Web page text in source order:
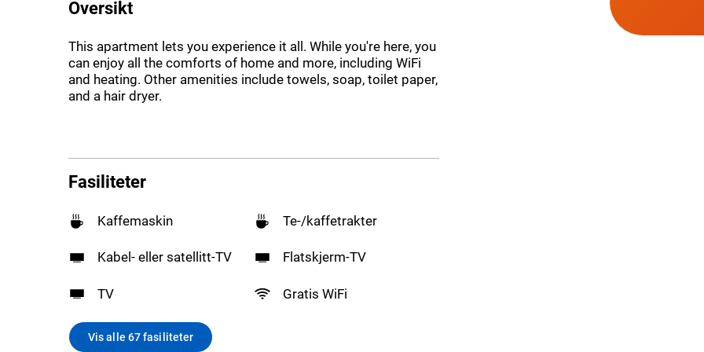
Oversikt
This apartment lets you experience it all. While you're here, you
can enjoy all the comforts of home and more, including WiFi
and heating. Other amenities include towels, soap, toilet paper,
and a hair dryer.
Fasiliteter
Kaffemaskin Te-/kaffetrakter
Kabel- eller satellitt-TV Flatskjerm-TV
TV Gratis WiFi
Vis alle 67 fasiliteter